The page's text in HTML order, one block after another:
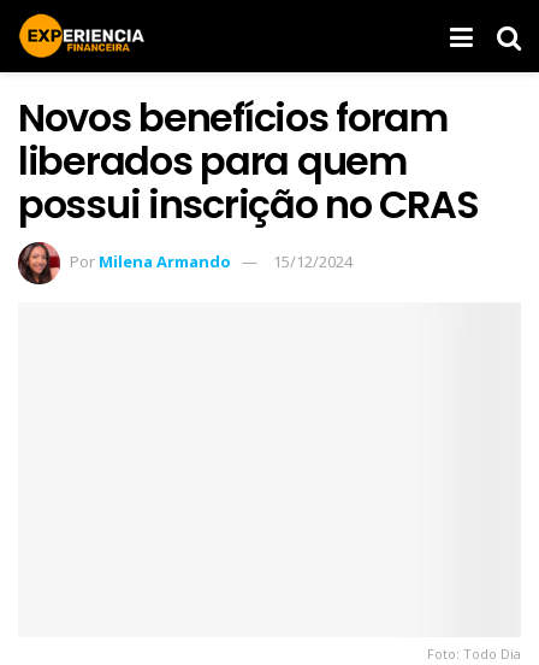
Novos benefícios foram
liberados para quem
possui inscrição no CRAS
Por Milena Armando 15/12/2024
Foto: Todo Dia